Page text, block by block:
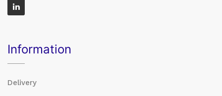
Information
Delivery